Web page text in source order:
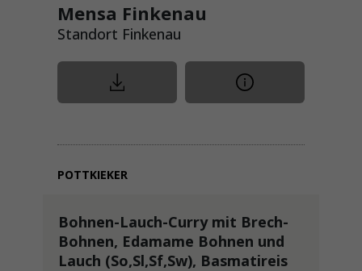
Mensa Finkenau
Standort Finkenau
POTTKIEKER
Bohnen-Lauch-Curry mit Brech-
Bohnen, Edamame Bohnen und
Lauch (So,Sl,Sf,Sw), Basmatireis